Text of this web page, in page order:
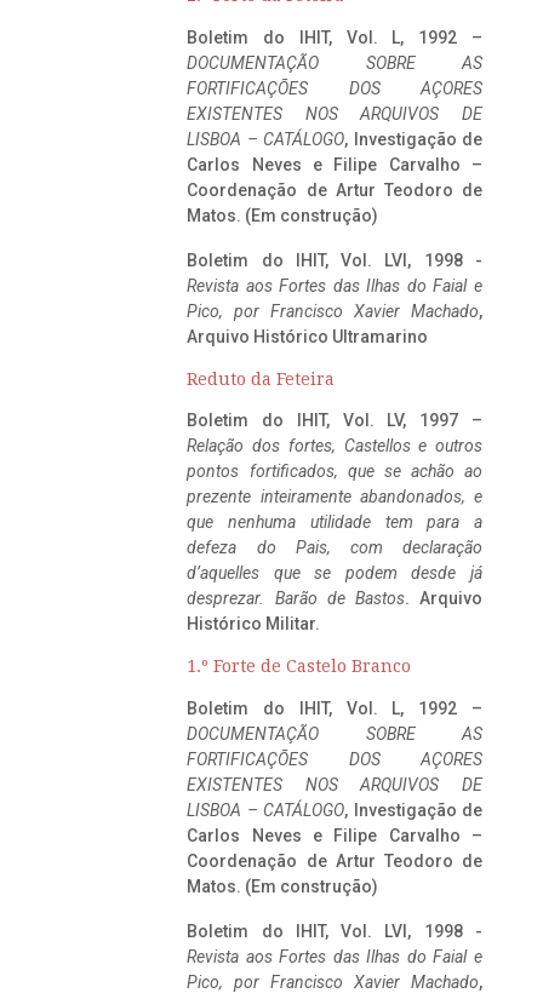
Boletim do IHIT, Vol. L, 1992 –
DOCUMENTAÇÃO SOBRE AS
FORTIFICAÇÕES DOS AÇORES
EXISTENTES NOS ARQUIVOS DE
LISBOA – CATÁLOGO, Investigação de
Carlos Neves e Filipe Carvalho –
Coordenação de Artur Teodoro de
Matos. (Em construção)
Boletim do IHIT, Vol. LVI, 1998 -
Revista aos Fortes das Ilhas do Faial e
Pico, por Francisco Xavier Machado,
Arquivo Histórico Ultramarino
Reduto da Feteira
Boletim do IHIT, Vol. LV, 1997 –
Relação dos fortes, Castellos e outros
pontos fortificados, que se achão ao
prezente inteiramente abandonados, e
que nenhuma utilidade tem para a
defeza do Pais, com declaração
d’aquelles que se podem desde já
desprezar. Barão de Bastos. Arquivo
Histórico Militar.
1.º Forte de Castelo Branco
Boletim do IHIT, Vol. L, 1992 –
DOCUMENTAÇÃO SOBRE AS
FORTIFICAÇÕES DOS AÇORES
EXISTENTES NOS ARQUIVOS DE
LISBOA – CATÁLOGO, Investigação de
Carlos Neves e Filipe Carvalho –
Coordenação de Artur Teodoro de
Matos. (Em construção)
Boletim do IHIT, Vol. LVI, 1998 -
Revista aos Fortes das Ilhas do Faial e
Pico, por Francisco Xavier Machado,